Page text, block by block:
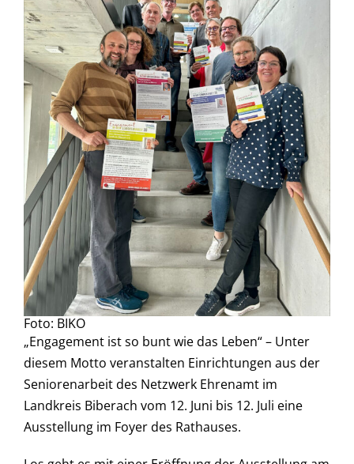
Foto: BIKO
„Engagement ist so bunt wie das Leben“ – Unter
diesem Motto veranstalten Einrichtungen aus der
Seniorenarbeit des Netzwerk Ehrenamt im
Landkreis Biberach vom 12. Juni bis 12. Juli eine
Ausstellung im Foyer des Rathauses.